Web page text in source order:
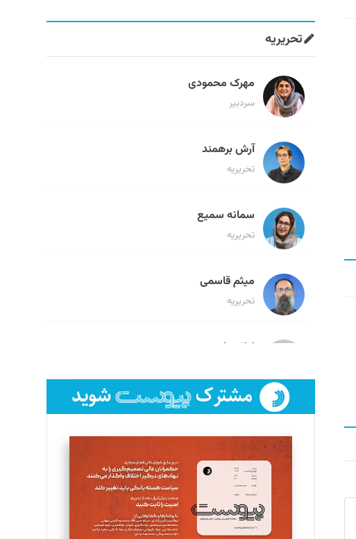
تحریریه
مهرک محمودی
سردبیر
آرش برهمند
تحریریه
سمانه سمیع
تحریریه
میثم قاسمی
تحریریه
لیلا حنارود
فائزه فتحی رستمی
تحریریه
سروش کرمیان
تحریریه